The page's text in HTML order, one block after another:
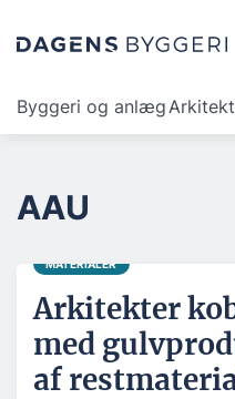
Byggeri og anlæg
AAU
MATERIALER
Arkitekter
med
af